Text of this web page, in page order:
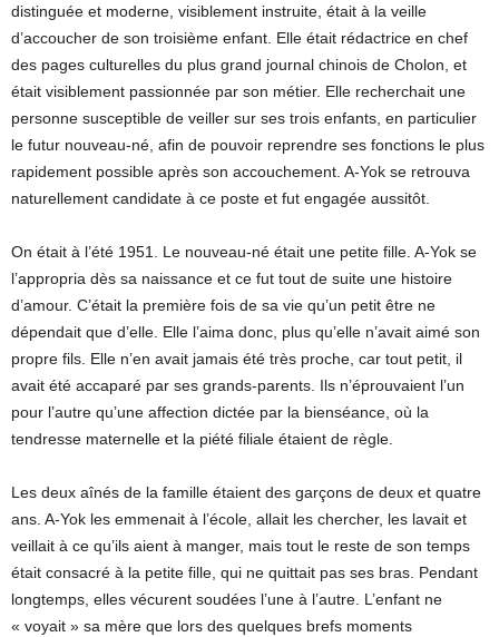
distinguée et moderne, visiblement instruite, était à la veille
d’accoucher de son troisième enfant. Elle était rédactrice en chef
des pages culturelles du plus grand journal chinois de Cholon, et
était visiblement passionnée par son métier. Elle recherchait une
personne susceptible de veiller sur ses trois enfants, en particulier
le futur nouveau-né, afin de pouvoir reprendre ses fonctions le plus
rapidement possible après son accouchement. A-Yok se retrouva
naturellement candidate à ce poste et fut engagée aussitôt.
On était à l’été 1951. Le nouveau-né était une petite fille. A-Yok se
l’appropria dès sa naissance et ce fut tout de suite une histoire
d’amour. C’était la première fois de sa vie qu’un petit être ne
dépendait que d’elle. Elle l’aima donc, plus qu’elle n’avait aimé son
propre fils. Elle n’en avait jamais été très proche, car tout petit, il
avait été accaparé par ses grands-parents. Ils n’éprouvaient l’un
pour l’autre qu’une affection dictée par la bienséance, où la
tendresse maternelle et la piété filiale étaient de règle.
Les deux aînés de la famille étaient des garçons de deux et quatre
ans. A-Yok les emmenait à l’école, allait les chercher, les lavait et
veillait à ce qu’ils aient à manger, mais tout le reste de son temps
était consacré à la petite fille, qui ne quittait pas ses bras. Pendant
longtemps, elles vécurent soudées l’une à l’autre. L’enfant ne
« voyait » sa mère que lors des quelques brefs moments